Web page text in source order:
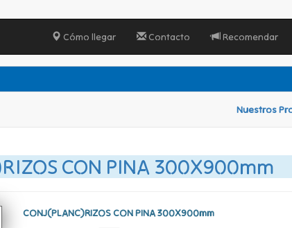
Cómo llegar Contacto Recomendar
Nuestros
CON PINA 300X900mm
CONJ(PLANC)RIZOS CON PINA 300X900mm